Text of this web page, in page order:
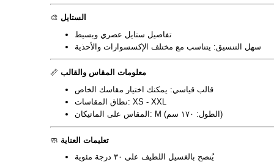
🎨 الستايل
تفاصيل ستايل عصري وبسيط
سهل التنسيق: يتناسب مع مختلف الإكسسوارات والأحذية
📏 معلومات المقاس والقالب
قالب قياسي: يمكنك اختيار مقاسك الخاص
نطاق المقاسات: XS - XXL
المقاس على المانيكان: M (الطول: ١٧٠ سم)
🧼 تعليمات العناية
يُنصح بالغسيل اللطيف على ٣٠ درجة مئوية